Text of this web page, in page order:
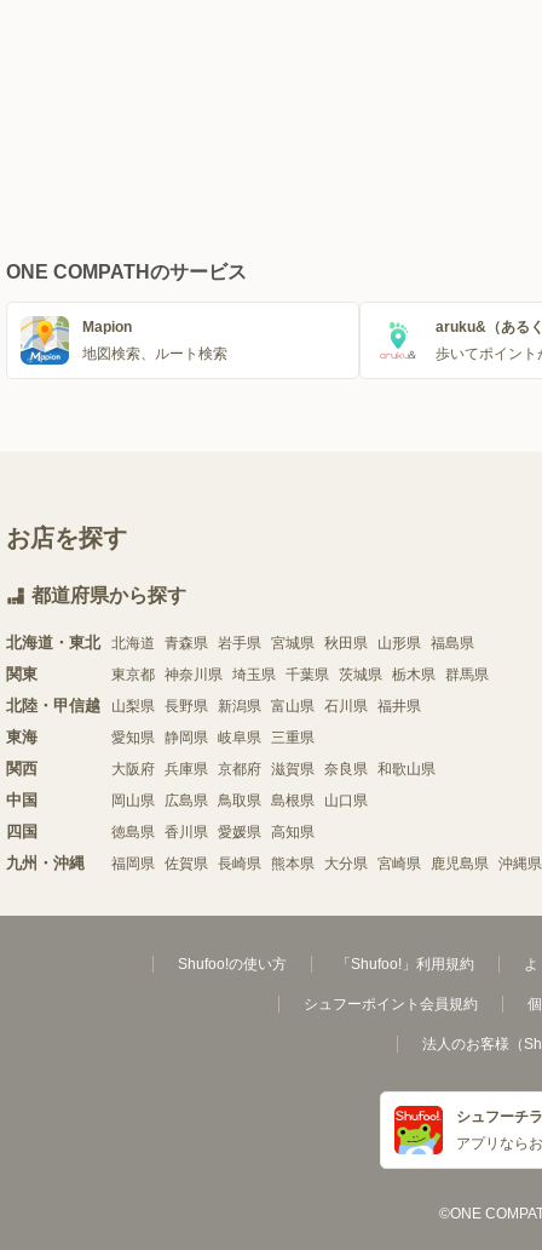
ONE COMPATHのサービス
Mapion
地図検索、ルート検索
aruku&（ある
歩いてポイント
お店を探す
都道府県から探す
北海道・東北 北海道 青森県 岩手県 宮城県 秋田県 山形県 福島県
関東 東京都 神奈川県 埼玉県 千葉県 茨城県 栃木県 群馬県
北陸・甲信越 山梨県 長野県 新潟県 富山県 石川県 福井県
東海 愛知県 静岡県 岐阜県 三重県
関西 大阪府 兵庫県 京都府 滋賀県 奈良県 和歌山県
中国 岡山県 広島県 鳥取県 島根県 山口県
四国 徳島県 香川県 愛媛県 高知県
九州・沖縄 福岡県 佐賀県 長崎県 熊本県 大分県 宮崎県 鹿児島県 沖縄県
Shufoo!の使い方 「Shufoo!」利用規約 よ
シュフーポイント会員規約
法人のお客様（
シュフーチ
アプリなら
©ONE